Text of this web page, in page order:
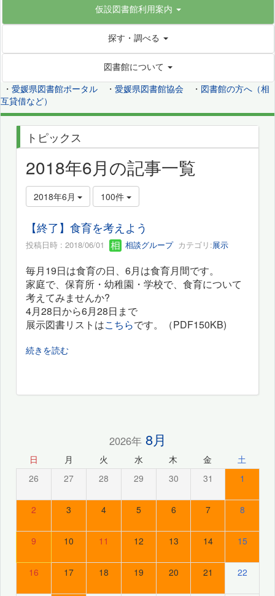
仮設図書館利用案内
探す・調べる
図書館について
・ 愛媛県図書館ポータル ・ 愛媛県図書館協会 ・ 図書館の方へ（相
互貸借など）
トピックス
2018年6月の記事一覧
2018年6月 100件
【終了】食育を考えよう
投稿日時 : 2018/06/01 相談グループカテゴリ:展示
毎月19日は食育の日、6月は食育月間です。
家庭で、保育所・幼稚園・学校で、食育について
考えてみませんか?
4月28日から6月28日まで
展示図書リストはこちらです。（PDF150KB)
続きを読む
2026年8月
日 月 火 水 木 金 土
26 27 28 29 30 31 1
2 3 4 5 6 7 8
9 10 11 12 13 14 15
16 17 18 19 20 21 22